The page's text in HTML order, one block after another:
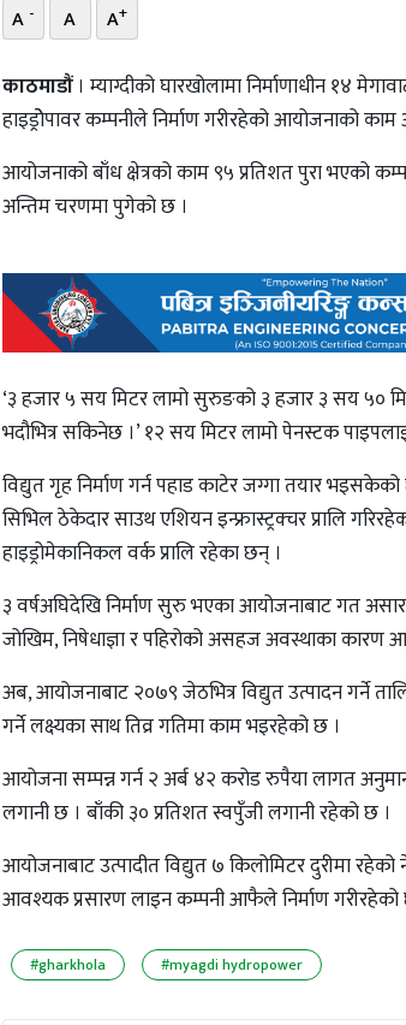
A - A A+
काठमाडौं। म्याग्दीको घारखोलामा निर्माणाधीन १४
हाइड्रोेपावर कम्पनीले निर्माण गरीरहेको आयोजनाको
आयोजनाको बाँध क्षेत्रको काम ९५ प्रतिशत पुरा भएको
अन्तिम चरणमा पुगेको छ ।
‘३ हजार ५ सय मिटर लामो सुरुङको ३ हजार ३ सय ५०
भदौभित्र सकिनेछ ।’ १२ सय मिटर लामो पेनस्टक
विद्युत गृह निर्माण गर्न पहाड काटेर जग्गा तयार
सिभिल ठेकेदार साउथ एशियन इन्फ्रास्ट्रक्चर प्रालि
हाइड्रोमेकानिकल वर्क प्रालि रहेका छन् ।
३ वर्षअघिदेखि निर्माण सुरु भएका आयोजनाबाट गत
जोखिम, निषेधाज्ञा र पहिरोको असहज अवस्थाका कारण
अब, आयोजनाबाट २०७९ जेठभित्र विद्युत उत्पादन गर्ने
गर्ने लक्ष्यका साथ तिव्र गतिमा काम भइरहेको छ ।
आयोजना सम्पन्न गर्न २ अर्ब ४२ करोड रुपैया लागत
लगानी छ । बाँकी ३० प्रतिशत स्वपुँजी लगानी रहेको छ ।
आयोजनाबाट उत्पादीत विद्युत ७ किलोमिटर दुरीमा
आवश्यक प्रसारण लाइन कम्पनी आफैले निर्माण गरीरहेको
#gharkhola #myagdi hydropower